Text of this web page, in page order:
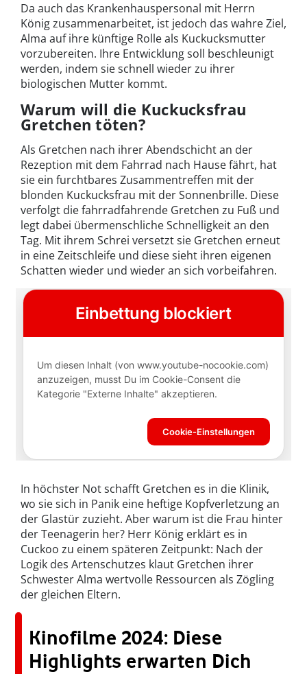
Da auch das Krankenhauspersonal mit Herrn
König zusammenarbeitet, ist jedoch das wahre Ziel,
Alma auf ihre künftige Rolle als Kuckucksmutter
vorzubereiten. Ihre Entwicklung soll beschleunigt
werden, indem sie schnell wieder zu ihrer
biologischen Mutter kommt.
Warum will die Kuckucksfrau
Gretchen töten?
Als Gretchen nach ihrer Abendschicht an der
Rezeption mit dem Fahrrad nach Hause fährt, hat
sie ein furchtbares Zusammentreffen mit der
blonden Kuckucksfrau mit der Sonnenbrille. Diese
verfolgt die fahrradfahrende Gretchen zu Fuß und
legt dabei übermenschliche Schnelligkeit an den
Tag. Mit ihrem Schrei versetzt sie Gretchen erneut
in eine Zeitschleife und diese sieht ihren eigenen
Schatten wieder und wieder an sich vorbeifahren.
In höchster Not schafft Gretchen es in die Klinik,
wo sie sich in Panik eine heftige Kopfverletzung an
der Glastür zuzieht. Aber warum ist die Frau hinter
der Teenagerin her? Herr König erklärt es in
Cuckoo zu einem späteren Zeitpunkt: Nach der
Logik des Artenschutzes klaut Gretchen ihrer
Schwester Alma wertvolle Ressourcen als Zögling
der gleichen Eltern.
Kinofilme 2024: Diese
Highlights erwarten Dich